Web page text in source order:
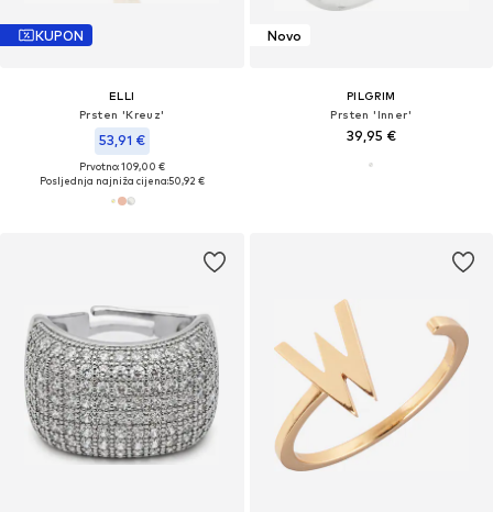
KUPON
ELLI
Prsten 'Kreuz'
53,91 €
Prvotno: 109,00 €
Posljednja najniža cijena:50,92 €
Novo
PILGRIM
Prsten 'Inner'
39,95 €